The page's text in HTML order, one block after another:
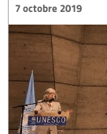
7 octobre 2019